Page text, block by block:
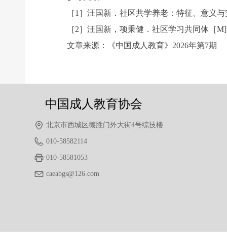
［1］汪国新．社区共学养老：特征、意义与
［2］汪国新，项秉健．社区学习共同体［M]
文章来源：《中国成人教育》2026年第7期
北京市西城区德胜门外大街4号综技楼
010-58582114
010-58581053
caeabgs@126.com
中国成人教育协会